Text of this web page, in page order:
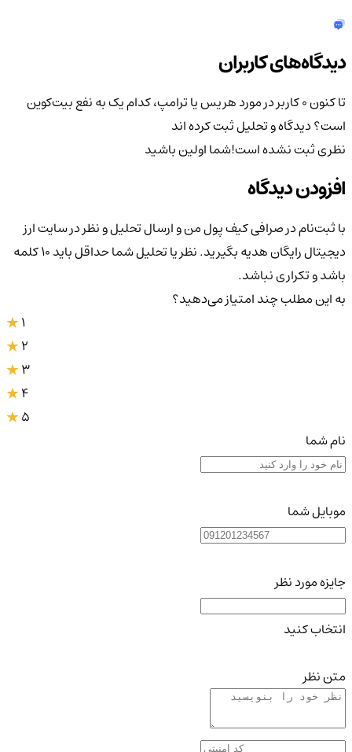
دیدگاه‌های کاربران
تا کنون 0 کاربر در مورد
هریس یا ترامپ، کدام یک به نفع بیت‌کوین
است؟دیدگاه و تحلیل ثبت کرده اند
نظری ثبت نشده است!شما اولین باشید
افزودن دیدگاه
با ثبت‌نام در صرافی کیف پول من و ارسال تحلیل و نظر در سایت ارز
دیجیتال رایگان هدیه بگیرید. نظر یا تحلیل شما حداقل باید ۱۰ کلمه
باشد و تکراری نباشد.
به این مطلب چند امتیاز می‌دهید؟
3
4
5
نام شما
موبایل شما
جایزه مورد نظر
انتخاب کنید
متن نظر